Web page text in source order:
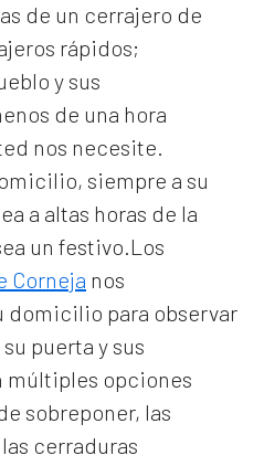
de un cerrajero de
rápidos;
y sus
de una hora
nos necesite.
, siempre a su
a altas horas de la
un festivo.Los
Corneja nos
domicilio para observar
puerta y sus
múltiples opciones
sobreponer, las
cerraduras